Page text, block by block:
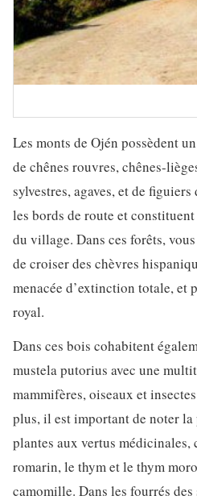
Les monts de Ojén possèdent
de chênes rouvres, chênes-
sylvestres, agaves, et de
les bords de route et
du village. Dans ces forêts,
de croiser des chèvres
menacée d’extinction totale, et
royal.
Dans ces bois cohabitent
mustela putorius avec une
mammifères, oiseaux et
plus, il est important de noter la
plantes aux vertus médicinales,
romarin, le thym et le thym
camomille. Dans les fourrés